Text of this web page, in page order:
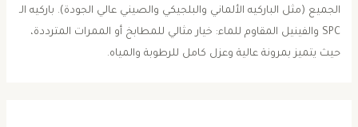
الجميع (مثل الباركيه الألماني والبلجيكي والصيني عالي الجودة). ​باركيه الـ
SPC والفينيل المقاوم للماء: خيار مثالي للمطابخ أو الممرات المترددة،
حيث يتميز بمرونة عالية وعزل كامل للرطوبة والمياه.